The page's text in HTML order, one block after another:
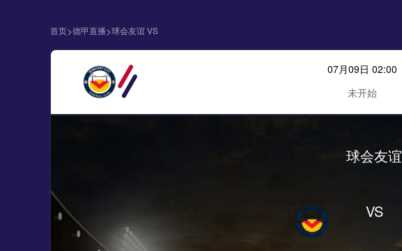
首页>德甲直播>球会友谊 VS
07月09日 02:00
未开始
球会友谊
VS